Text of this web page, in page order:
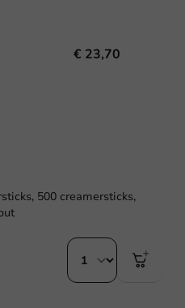
€ 23,70
500 creamersticks,